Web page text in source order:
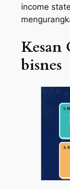
income
Kesan
bisnes